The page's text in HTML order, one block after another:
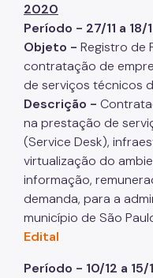
2020
Período - 27/11 a
Objeto - Registro de
contratação de
de serviços técnicos
Descrição -
na prestação de
(Service Desk),
virtualização do
informação,
demanda, para a
município de São
Edital
Período - 10/12 a